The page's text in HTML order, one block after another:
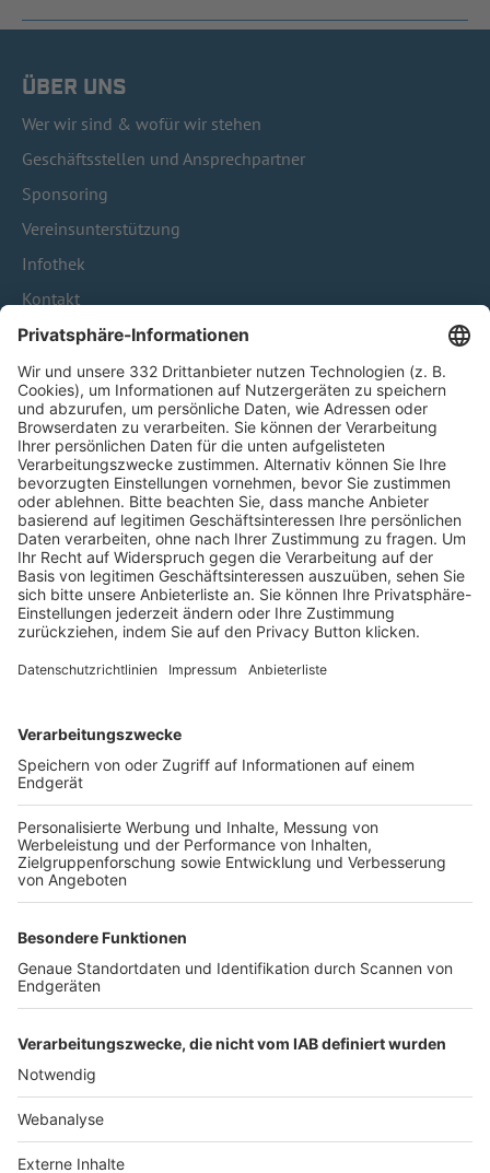
ÜBER UNS
Wer wir sind & wofür wir stehen
Geschäftsstellen und Ansprechpartner
Sponsoring
Vereinsunterstützung
Infothek
Kontakt
HÄUFIG BESUCHTE SEITEN
Pässe und Vereinswechsel
Trainerausbildung
Schulungsangebot Vereinsmitarbeiter
BFV-Geschäftsstellen
Trainerbörse
Login SpielPlus
FOLGE DEM BFV
TOP-VEREINE
TOP-PARTNER
Nutzungsbedingungen Datenschutz Impressum